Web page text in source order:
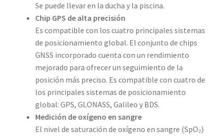
Se puede llevar en la ducha y la piscina.
Chip GPS de alta precisión
Es compatible con los cuatro principales sistemas
de posicionamiento global. El conjunto de chips
GNSS incorporado cuenta con un rendimiento
mejorado para ofrecer un seguimiento de la
posición más preciso. Es compatible con cuatro de
los principales sistemas de posicionamiento
global: GPS, GLONASS, Galileo y BDS.
Medición de oxígeno en sangre
El nivel de saturación de oxígeno en sangre (SpO₂)